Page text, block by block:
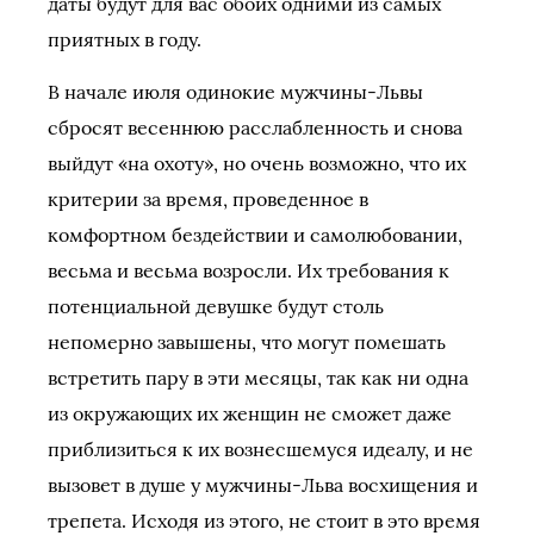
приятных в году.
В начале июля одинокие мужчины-Львы
сбросят весеннюю расслабленность и снова
выйдут «на охоту», но очень возможно, что их
критерии за время, проведенное в
комфортном бездействии и самолюбовании,
весьма и весьма возросли. Их требования к
потенциальной девушке будут столь
непомерно завышены, что могут помешать
встретить пару в эти месяцы, так как ни одна
из окружающих их женщин не сможет даже
приблизиться к их вознесшемуся идеалу, и не
вызовет в душе у мужчины-Льва восхищения и
трепета. Исходя из этого, не стоит в это время